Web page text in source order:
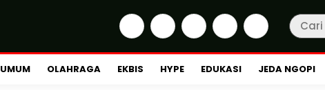
UMUM OLAHRAGA EKBIS HYPE EDUKASI JEDA NGOPI